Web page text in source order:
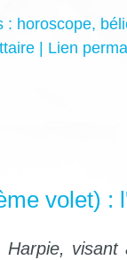
: horoscope,
Lien
volet) :
visant